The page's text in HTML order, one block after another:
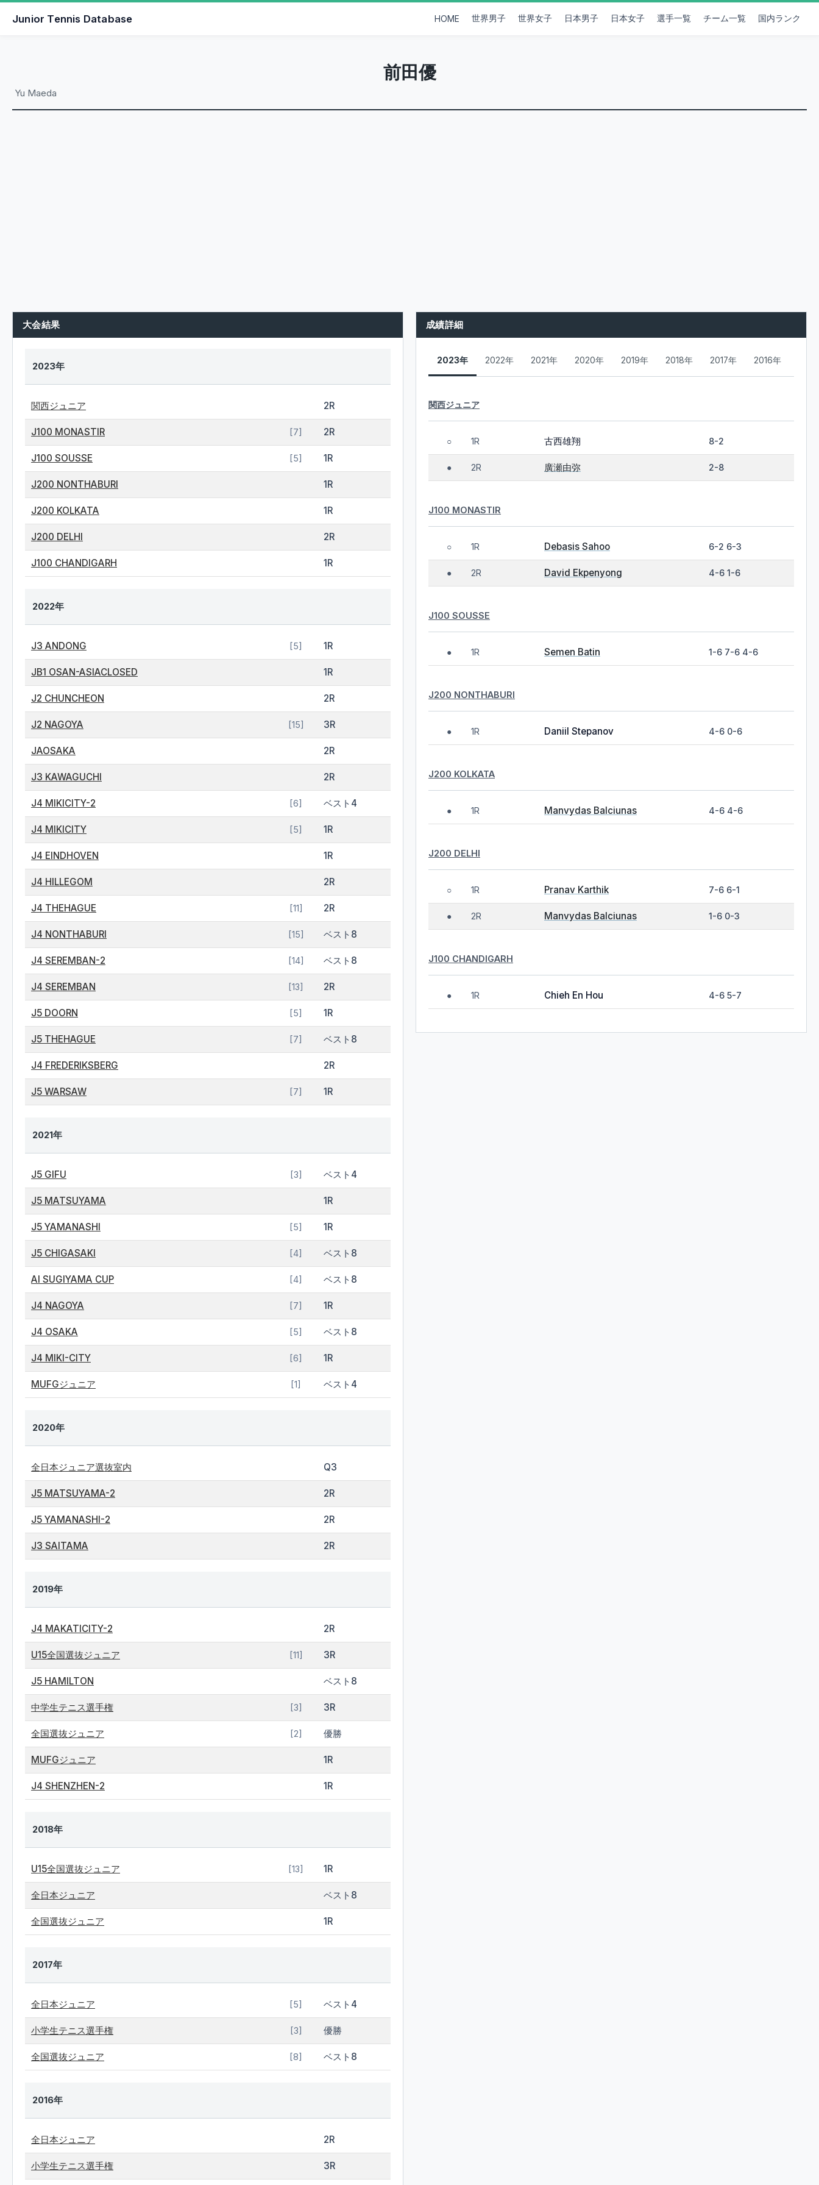
Junior Tennis Database HOME 世界男子 世界女子 日本男子 日本女子 選手一覧 チーム一覧 国内ランク
前田優
Yu Maeda
大会結果
2023年
関西ジュニア 2R
J100 MONASTIR [7] 2R
J100 SOUSSE [5] 1R
J200 NONTHABURI 1R
J200 KOLKATA 1R
J200 DELHI 2R
J100 CHANDIGARH 1R
2022年
J3 ANDONG [5] 1R
JB1 OSAN-ASIACLOSED 1R
J2 CHUNCHEON 2R
J2 NAGOYA [15] 3R
JAOSAKA 2R
J3 KAWAGUCHI 2R
J4 MIKICITY-2 [6] ベスト4
J4 MIKICITY [5] 1R
J4 EINDHOVEN 1R
J4 HILLEGOM 2R
J4 THEHAGUE [11] 2R
J4 NONTHABURI [15] ベスト8
J4 SEREMBAN-2 [14] ベスト8
J4 SEREMBAN [13] 2R
J5 DOORN [5] 1R
J5 THEHAGUE [7] ベスト8
J4 FREDERIKSBERG 2R
J5 WARSAW [7] 1R
2021年
J5 GIFU [3] ベスト4
J5 MATSUYAMA 1R
J5 YAMANASHI [5] 1R
J5 CHIGASAKI [4] ベスト8
AI SUGIYAMA CUP [4] ベスト8
J4 NAGOYA [7] 1R
J4 OSAKA [5] ベスト8
J4 MIKI-CITY [6] 1R
MUFGジュニア [1] ベスト4
2020年
全日本ジュニア選抜室内 Q3
J5 MATSUYAMA-2 2R
J5 YAMANASHI-2 2R
J3 SAITAMA 2R
2019年
J4 MAKATICITY-2 2R
U15全国選抜ジュニア [11] 3R
J5 HAMILTON ベスト8
中学生テニス選手権 [3] 3R
全国選抜ジュニア [2] 優勝
MUFGジュニア 1R
J4 SHENZHEN-2 1R
2018年
U15全国選抜ジュニア [13] 1R
全日本ジュニア ベスト8
全国選抜ジュニア 1R
2017年
全日本ジュニア [5] ベスト4
小学生テニス選手権 [3] 優勝
全国選抜ジュニア [8] ベスト8
2016年
全日本ジュニア 2R
小学生テニス選手権 3R
成績詳細
2023年 2022年 2021年 2020年 2019年 2018年 2017年 2016年
関西ジュニア
○ 1R 古西雄翔 8-2
● 2R 廣瀬由弥 2-8
J100 MONASTIR
○ 1R Debasis Sahoo 6-2 6-3
● 2R David Ekpenyong 4-6 1-6
J100 SOUSSE
● 1R Semen Batin 1-6 7-6 4-6
J200 NONTHABURI
● 1R Daniil Stepanov 4-6 0-6
J200 KOLKATA
● 1R Manvydas Balciunas 4-6 4-6
J200 DELHI
○ 1R Pranav Karthik 7-6 6-1
● 2R Manvydas Balciunas 1-6 0-3
J100 CHANDIGARH
● 1R Chieh En Hou 4-6 5-7